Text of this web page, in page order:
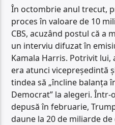
În octombrie anul trecut,
proces în valoare de 10
CBS, acuzând postul că a
un interviu difuzat în
Kamala Harris. Potrivit lui,
era atunci vicepreședintă
tindea să „încline balanța
Democrat” la alegeri.
depusă în februarie,
daune la 20 de miliarde